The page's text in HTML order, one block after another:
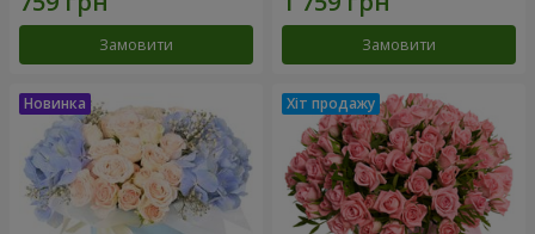
Замовити Замовити